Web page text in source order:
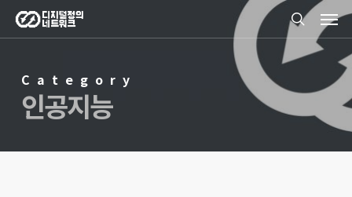
Skip
to
content
search
Category
인공지능